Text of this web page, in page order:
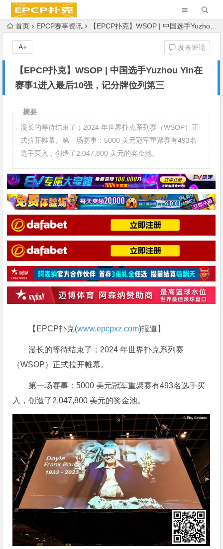
首页 EPCP赛事资讯 【EPCP扑克】WSOP | 中国选手Yuzhou Yin在赛事1进入最后10强，记分牌位列第三
【EPCP扑克】WSOP | 中国选手Yuzhou Yin在
赛事1进入最后10强，记分牌位列第三
发表评论
A+
摘要
漫长的等待结束了；2024 年世界扑克系列赛（WSOP）正
式拉开帷幕。第一场赛事：5000 美元冠军重聚赛有493名
选手买入，创造了2,047,800 美元的奖金池。
【EPCP扑克(www.epcpxz.com)报道】
漫长的等待结束了；2024 年世界扑克系列赛
（WSOP）正式拉开帷幕。
第一场赛事：5000 美元冠军重聚赛有493名选手买
入，创造了2,047,800 美元的奖金池。